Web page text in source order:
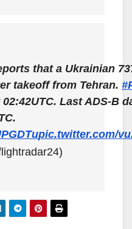
that a Ukrainian
takeoff from Tehran.
Last ADS-B
pic.twitter.com/